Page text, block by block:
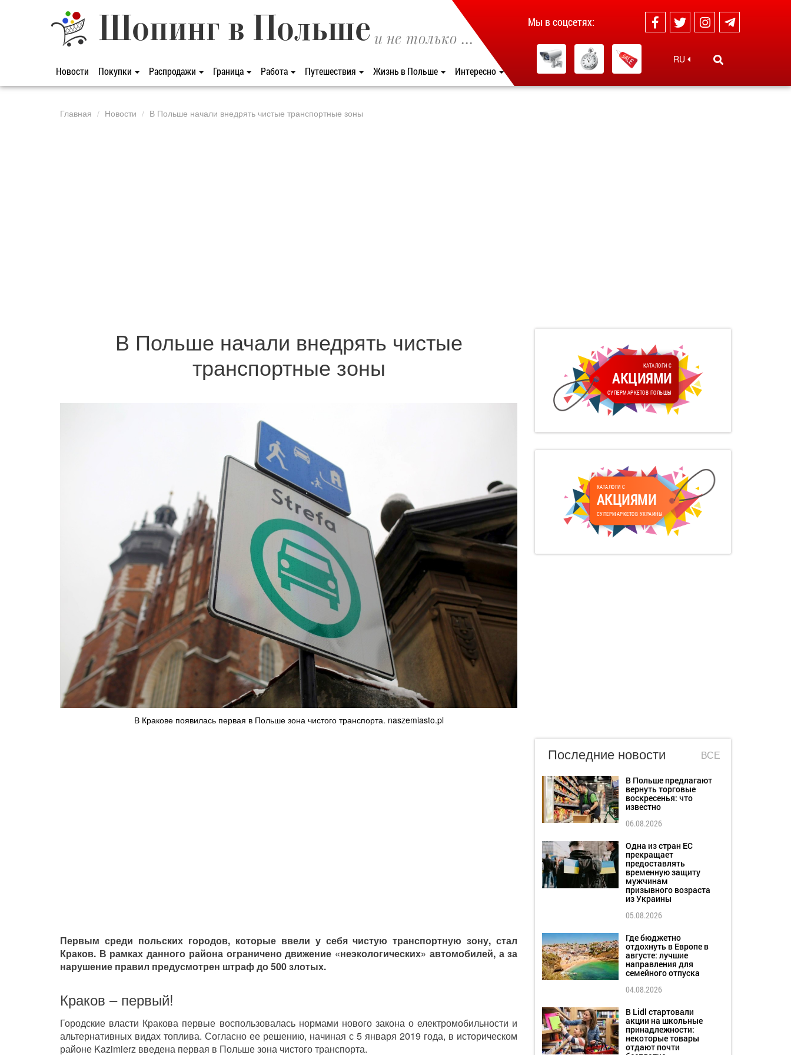
Шопинг в Польше и не только ...
Новости Покупки Распродажи Граница Работа Путешествия Жизнь в Польше Интересно
Мы в соцсетях:
RU
Главная Новости В Польше начали внедрять чистые транспортные зоны
В Польше начали внедрять чистые
транспортные зоны
В Кракове появилась первая в Польше зона чистого транспорта. naszemiasto.pl
Первым среди польских городов, которые ввели у себя чистую транспортную зону, стал
Краков. В рамках данного района ограничено движение «неэкологических» автомобилей, а за
нарушение правил предусмотрен штраф до 500 злотых.
Краков – первый!
Городские власти Кракова первые воспользовалась нормами нового закона о електромобильности и
альтернативных видах топлива. Согласно ее решению, начиная с 5 января 2019 года, в историческом
районе Kazimierz введена первая в Польше зона чистого транспорта.
КАТАЛОГИ С
АКЦИЯМИ
СУПЕРМАРКЕТОВ ПОЛЬШЫ
КАТАЛОГИ С
АКЦИЯМИ
СУПЕРМАРКЕТОВ УКРАИНЫ
Последние новости ВСЕ
В Польше предлагают
вернуть торговые
воскресенья: что
известно
06.08.2026
Одна из стран ЕС
прекращает
предоставлять
временную защиту
мужчинам
призывного возраста
из Украины
05.08.2026
Где бюджетно
отдохнуть в Европе в
августе: лучшие
направления для
семейного отпуска
04.08.2026
В Lidl стартовали
акции на школьные
принадлежности:
некоторые товары
отдают почти